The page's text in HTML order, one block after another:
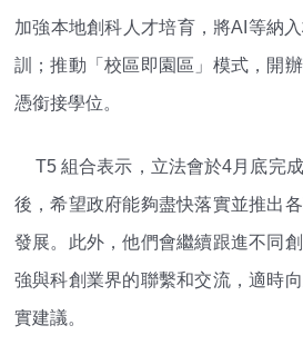
加強本地創科人才培育，將AI等納
訓；推動「校區即園區」模式，開
憑銜接學位。
T5 組合表示，立法會於4月底完
後，希望政府能夠盡快落實並推出
發展。此外，他們會繼續跟進不同
強與科創業界的聯繫和交流，適時
實建議。